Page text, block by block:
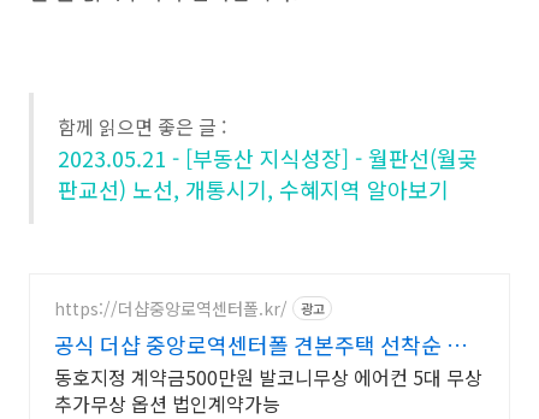
함께 읽으면 좋은 글 :
2023.05.21 - [부동산 지식성장] - 월판선(월곶
판교선) 노선, 개통시기, 수혜지역 알아보기
https://더샵중앙로역센터폴.kr/ 광고
공식 더샵 중앙로역센터폴 견본주택 선착순 동
호지정 중
동호지정 계약금500만원 발코니무상 에어컨 5대 무상
추가무상 옵션 법인계약가능